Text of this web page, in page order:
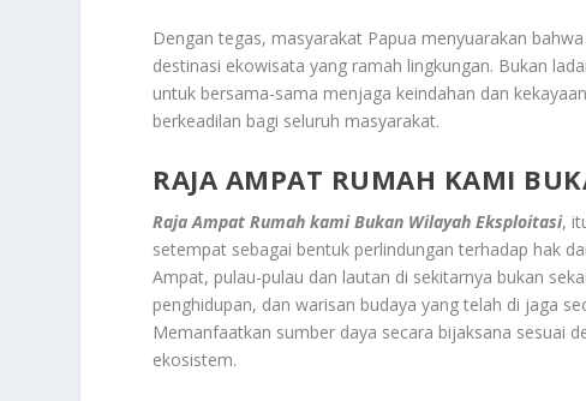
Dengan tegas, masyarakat Papua menyuarakan
destinasi ekowisata yang ramah lingkungan. Bukan
untuk bersama-sama menjaga keindahan dan
berkeadilan bagi seluruh masyarakat.
RAJA AMPAT RUMAH KAMI
Raja Ampat Rumah kami Bukan Wilayah Eksploitasi,
setempat sebagai bentuk perlindungan terhadap hak
Ampat, pulau-pulau dan lautan di sekitarnya bukan
penghidupan, dan warisan budaya yang telah di jaga
Memanfaatkan sumber daya secara bijaksana sesuai
ekosistem.